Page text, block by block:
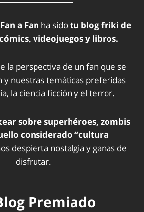
a Fan ha sidotu blog friki de
videojuegos y libros.
la perspectiva de un fan que se
y nuestras temáticas preferidas
la ciencia ficción y el terror.
sobre superhéroes, zombis
considerado “cultura
despierta nostalgia y ganas de
disfrutar.
Premiado